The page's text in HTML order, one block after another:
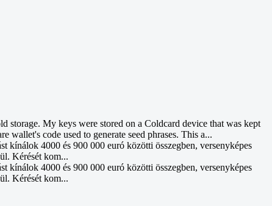
My keys were stored on a Coldcard device that was kept
wallet's code used to generate seed phrases. This a...
kínálok 4000 és 900 000 euró közötti összegben, versenyképes
Kérését kom...
kínálok 4000 és 900 000 euró közötti összegben, versenyképes
Kérését kom...